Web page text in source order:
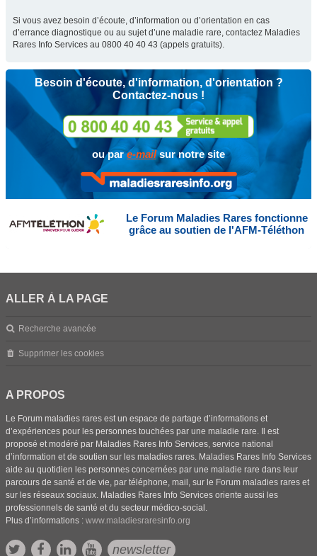
Si vous avez besoin d’écoute, d’information ou d’orientation en cas
d’errance diagnostique ou au sujet d’une maladie rare, contactez Maladies
Rares Info Services au 0800 40 40 43 (appels gratuits).
Besoin d'écoute, d'information, d'orientation ?
Contactez-nous !
ou pare-mailsur notre site
Le Forum Maladies Rares fonctionne
grâce au soutien de l'AFM-Téléthon
ALLER À LA PAGE
Recherche avancée
Supprimer les cookies
A PROPOS
Le Forum maladies rares est un espace de partage d’informations et
d’expériences pour les personnes touchées par une maladie rare. Il est
proposé et modéré par Maladies Rares Info Services, service national
d’information et de soutien sur les maladies rares. Maladies Rares Info Services
aide au quotidien les personnes concernées par une maladie rare dans leur
parcours de santé et de vie, par téléphone, mail, sur le Forum maladies rares et
sur les réseaux sociaux. Maladies Rares Info Services oriente aussi les
professionnels de santé et du secteur médico-social.
Plus d’informations : www.maladiesraresinfo.org
newsletter